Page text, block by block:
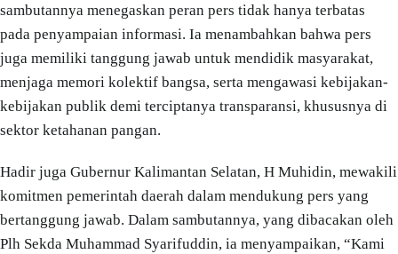
sambutannya menegaskan peran pers tidak hanya terbatas
pada penyampaian informasi. Ia menambahkan bahwa pers
juga memiliki tanggung jawab untuk mendidik masyarakat,
menjaga memori kolektif bangsa, serta mengawasi kebijakan-
kebijakan publik demi terciptanya transparansi, khususnya di
sektor ketahanan pangan.
Hadir juga Gubernur Kalimantan Selatan, H Muhidin, mewakili
komitmen pemerintah daerah dalam mendukung pers yang
bertanggung jawab. Dalam sambutannya, yang dibacakan oleh
Plh Sekda Muhammad Syarifuddin, ia menyampaikan, “Kami